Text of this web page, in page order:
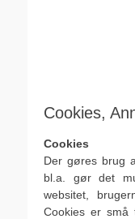
Cookies,
Cookies
Der gøres brug
bl.a. gør det
websitet,
Cookies er små